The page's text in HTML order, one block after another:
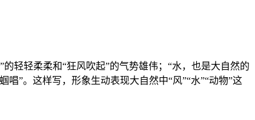
轻轻柔柔和“狂风吹起”的气势雄伟；“水，也是大自然的
唱”。这样写，形象生动表现大自然中“风”“水”“动物”这